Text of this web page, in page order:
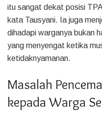
itu sangat dekat posisi
kata Tausyani. Ia juga
dihadapi warganya bukan
yang menyengat ketika
ketidaknyamanan.
Masalah
kepada Warga